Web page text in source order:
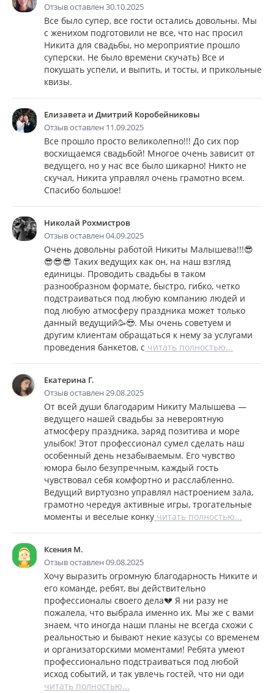
Отзыв оставлен 30.10.2025
Все было супер, все гости остались довольны. Мы
с женихом подготовили не все, что нас просил
Никита для свадьбы, но мероприятие прошло
суперски. Не было времени скучать) Все и
покушать успели, и выпить, и тосты, и прикольные
квизы.
Елизавета и Дмитрий Коробейниковы
Отзыв оставлен 11.09.2025
Все прошло просто великолепно!!! До сих пор
восхищаемся свадьбой! Многое очень зависит от
ведущего, но у нас все было шикарно! Никто не
скучал, Никита управлял очень грамотно всем.
Спасибо большое!
Николай Рохмистров
Отзыв оставлен 04.09.2025
Очень довольны работой Никиты Малышева!!!😎
😎😎😎 Таких ведущих как он, на наш взгляд
единицы. Проводить свадьбы в таком
разнообразном формате, быстро, гибко, четко
подстраиваться под любую компанию людей и
под любую атмосферу праздника может только
данный ведущий🥳😎. Мы очень советуем и
другим клиентам обращаться к нему за услугами
проведения банкетов, с читать полностью...
Екатерина Г.
Отзыв оставлен 29.08.2025
От всей души благодарим Никиту Малышева —
ведущего нашей свадьбы за невероятную
атмосферу праздника, заряд позитива и море
улыбок! Этот профессионал сумел сделать наш
особенный день незабываемым. Его чувство
юмора было безупречным, каждый гость
чувствовал себя комфортно и расслабленно.
Ведущий виртуозно управлял настроением зала,
грамотно чередуя активные игры, трогательные
моменты и веселые конку читать полностью...
Ксения М.
Отзыв оставлен 09.08.2025
Хочу выразить огромную благодарность Никите и
его команде, ребят, вы действительно
профессионалы своего дела💔 Я ни разу не
пожалела, что выбрала именно их. Мы же с вами
знаем, что иногда наши планы не всегда схожи с
реальностью и бывают некие казусы со временем
и организаторскими моментами! Ребята умеют
профессионально подстраиваться под любой
исход событий, и так увлечь гостей, что ни оди
читать полностью...